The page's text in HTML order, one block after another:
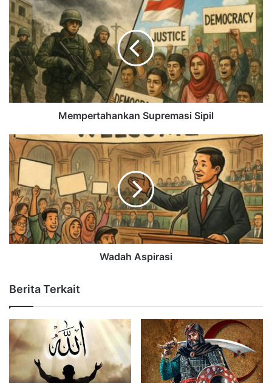
Mempertahankan Supremasi Sipil
Wadah Aspirasi
Berita Terkait